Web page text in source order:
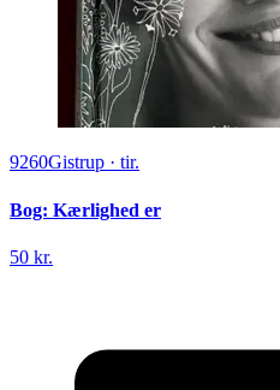
9260Gistrup · tir.
Bog: Kærlighed er
50 kr.